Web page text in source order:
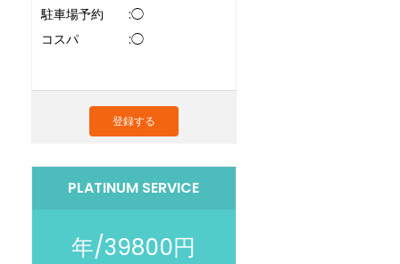
駐車場予約 :◯
コスパ :◯
登録する
PLATINUM SERVICE
年/39800円